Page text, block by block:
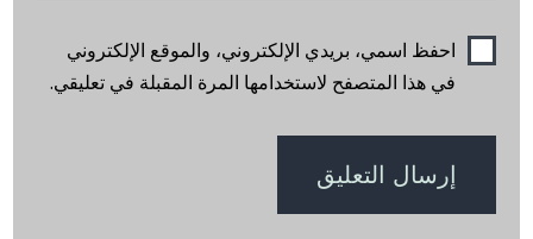
احفظ اسمي، بريدي الإلكتروني، والموقع الإلكتروني
في هذا المتصفح لاستخدامها المرة المقبلة في تعليقي.